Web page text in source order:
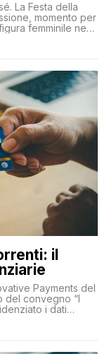
La Festa della
momento per
femminile nella
“forte e
il
Payments del
del convegno “I
i dati
alle